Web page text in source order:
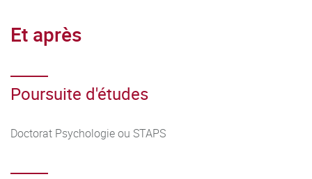
Et après
Poursuite d'études
Doctorat Psychologie ou STAPS